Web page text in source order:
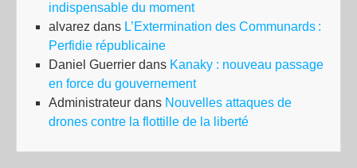
indispensable du moment
alvarez dans L’Extermination des Communards :
Perfidie républicaine
Daniel Guerrier dans Kanaky : nouveau passage
en force du gouvernement
Administrateur dans Nouvelles attaques de
drones contre la flottille de la liberté